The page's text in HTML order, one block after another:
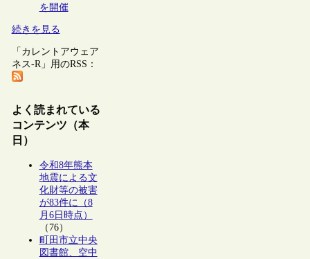
を開催
続きを見る
「カレントアウェア
ネス-R」用のRSS：
よく読まれている
コンテンツ（本
日）
令和8年熊本
地震による文
化財等の被害
が83件に（8
月6日時点）
（76）
町田市立中央
図書館、空中